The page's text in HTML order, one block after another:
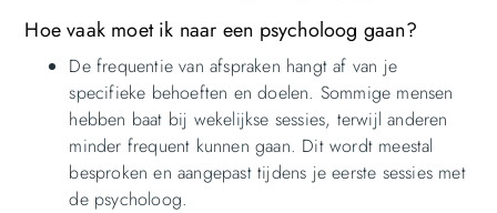
Hoe vaak moet ik naar een psycholoog gaan?
De frequentie van afspraken hangt af van je
specifieke behoeften en doelen. Sommige mensen
hebben baat bij wekelijkse sessies, terwijl anderen
minder frequent kunnen gaan. Dit wordt meestal
besproken en aangepast tijdens je eerste sessies met
de psycholoog.